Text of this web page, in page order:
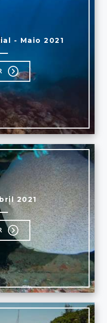
- Maio 2021
2021